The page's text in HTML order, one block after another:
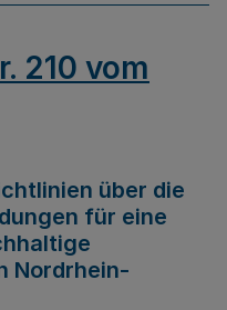
210 vom
über die
für eine
Nordrhein-